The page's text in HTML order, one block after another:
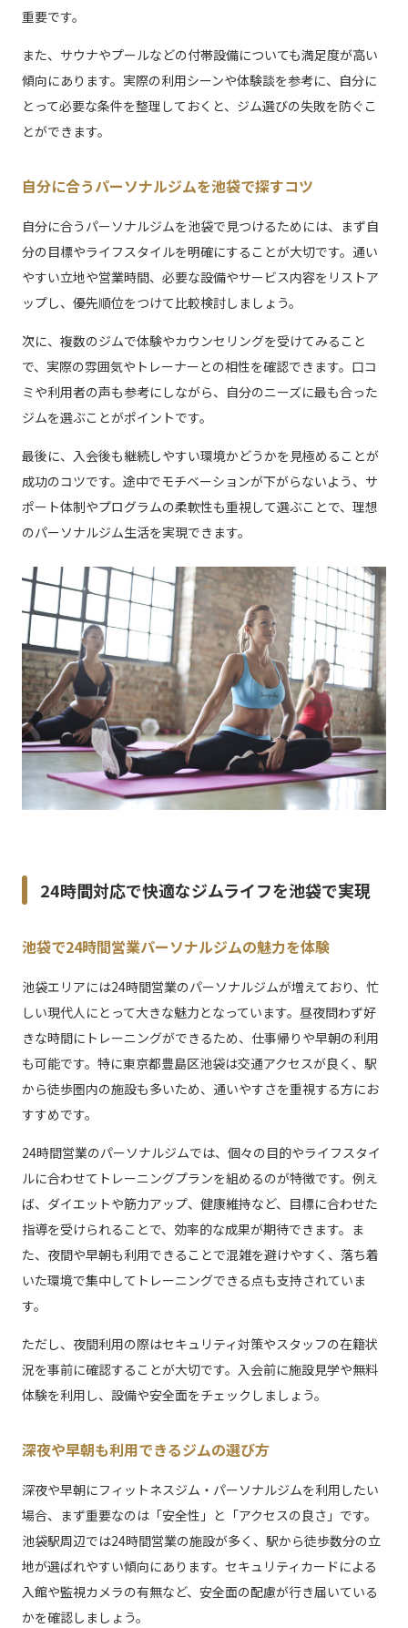
重要です。
また、サウナやプールなどの付帯設備についても満足度が高い
傾向にあります。実際の利用シーンや体験談を参考に、自分に
とって必要な条件を整理しておくと、ジム選びの失敗を防ぐこ
とができます。
自分に合うパーソナルジムを池袋で探すコツ
自分に合うパーソナルジムを池袋で見つけるためには、まず自
分の目標やライフスタイルを明確にすることが大切です。通い
やすい立地や営業時間、必要な設備やサービス内容をリストア
ップし、優先順位をつけて比較検討しましょう。
次に、複数のジムで体験やカウンセリングを受けてみること
で、実際の雰囲気やトレーナーとの相性を確認できます。口コ
ミや利用者の声も参考にしながら、自分のニーズに最も合った
ジムを選ぶことがポイントです。
最後に、入会後も継続しやすい環境かどうかを見極めることが
成功のコツです。途中でモチベーションが下がらないよう、サ
ポート体制やプログラムの柔軟性も重視して選ぶことで、理想
のパーソナルジム生活を実現できます。
24時間対応で快適なジムライフを池袋で実現
池袋で24時間営業パーソナルジムの魅力を体験
池袋エリアには24時間営業のパーソナルジムが増えており、忙
しい現代人にとって大きな魅力となっています。昼夜問わず好
きな時間にトレーニングができるため、仕事帰りや早朝の利用
も可能です。特に東京都豊島区池袋は交通アクセスが良く、駅
から徒歩圏内の施設も多いため、通いやすさを重視する方にお
すすめです。
24時間営業のパーソナルジムでは、個々の目的やライフスタイ
ルに合わせてトレーニングプランを組めるのが特徴です。例え
ば、ダイエットや筋力アップ、健康維持など、目標に合わせた
指導を受けられることで、効率的な成果が期待できます。ま
た、夜間や早朝も利用できることで混雑を避けやすく、落ち着
いた環境で集中してトレーニングできる点も支持されていま
す。
ただし、夜間利用の際はセキュリティ対策やスタッフの在籍状
況を事前に確認することが大切です。入会前に施設見学や無料
体験を利用し、設備や安全面をチェックしましょう。
深夜や早朝も利用できるジムの選び方
深夜や早朝にフィットネスジム・パーソナルジムを利用したい
場合、まず重要なのは「安全性」と「アクセスの良さ」です。
池袋駅周辺では24時間営業の施設が多く、駅から徒歩数分の立
地が選ばれやすい傾向にあります。セキュリティカードによる
入館や監視カメラの有無など、安全面の配慮が行き届いている
かを確認しましょう。